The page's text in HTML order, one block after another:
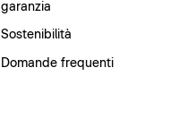
garanzia
Sostenibilità
Domande frequenti